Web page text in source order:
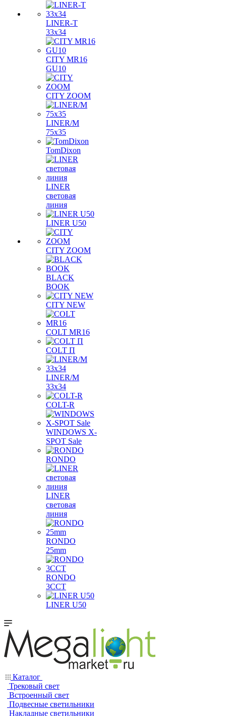
LINER-T
33x34
CITY MR16
GU10
CITY ZOOM
LINER/M
75х35
TomDixon
LINER
световая
линия
LINER U50
CITY ZOOM
BLACK
BOOK
CITY NEW
COLT MR16
COLT П
LINER/М
33х34
COLT-R
WINDOWS X-
SPOT Sale
RONDO
LINER
световая
линия
RONDO
25mm
RONDO
3CCT
LINER U50
Каталог
Трековый свет
Встроенный свет
Подвесные светильники
Накладные светильники